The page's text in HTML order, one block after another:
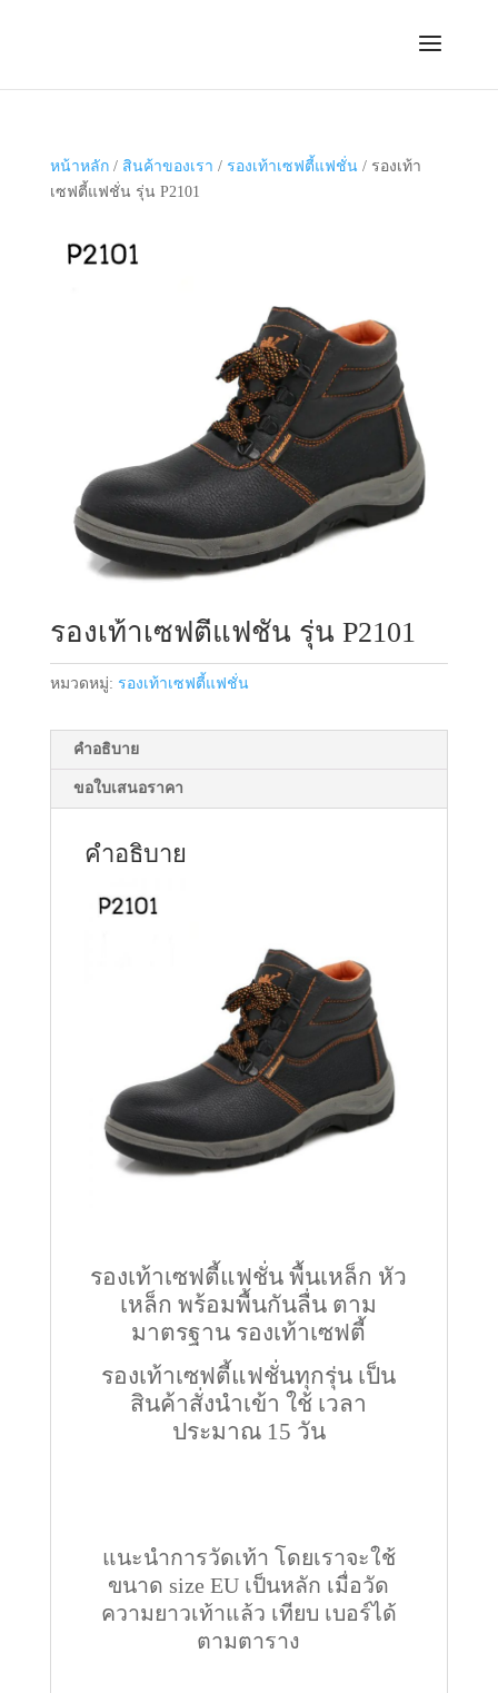
หน้าหลัก/ สินค้าของเรา / รองเท้าเซฟตี้แฟชั่น/ รองเท้า
เซฟตี้แฟชั่น รุ่น P2101
รองเท้าเซฟตี้แฟชั่น รุ่น P2101
หมวดหมู่: รองเท้าเซฟตี้แฟชั่น
คำอธิบาย
ขอใบเสนอราคา
คำอธิบาย
รองเท้าเซฟตี้แฟชั่น พื้นเหล็ก หัว
เหล็ก พร้อมพื้นกันลื่น ตาม
มาตรฐาน รองเท้าเซฟตี้
รองเท้าเซฟตี้แฟชั่นทุกรุ่น เป็น
สินค้าสั่งนำเข้า ใช้ เวลา
ประมาณ 15 วัน
แนะนำการวัดเท้า โดยเราจะใช้
ขนาด size EU เป็นหลัก เมื่อวัด
ความยาวเท้าแล้ว เทียบ เบอร์ได้
ตามตาราง